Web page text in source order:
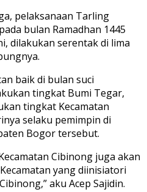
pelaksanaan Tarling
bulan Ramadhan 1445
dilakukan serentak di lima
baik di bulan suci
tingkat Bumi Tegar,
tingkat Kecamatan
selaku pemimpin di
Bogor tersebut.
Cibinong juga akan
yang diinisiatori
aku Acep Sajidin.